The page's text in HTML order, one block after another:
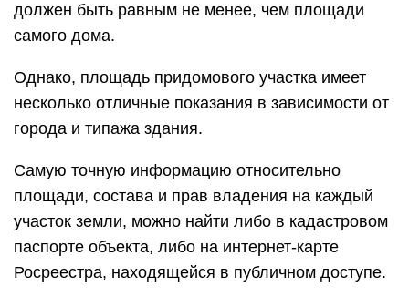
должен быть равным не менее, чем площади
самого дома.
Однако, площадь придомового участка имеет
несколько отличные показания в зависимости от
города и типажа здания.
Самую точную информацию относительно
площади, состава и прав владения на каждый
участок земли, можно найти либо в кадастровом
паспорте объекта, либо на интернет-карте
Росреестра, находящейся в публичном доступе.